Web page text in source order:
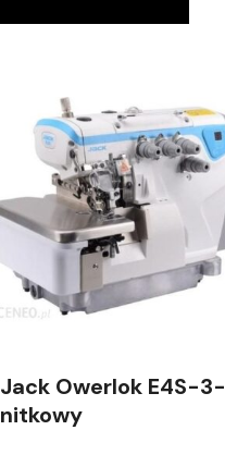
Jack Owerlok E4S-3-
nitkowy